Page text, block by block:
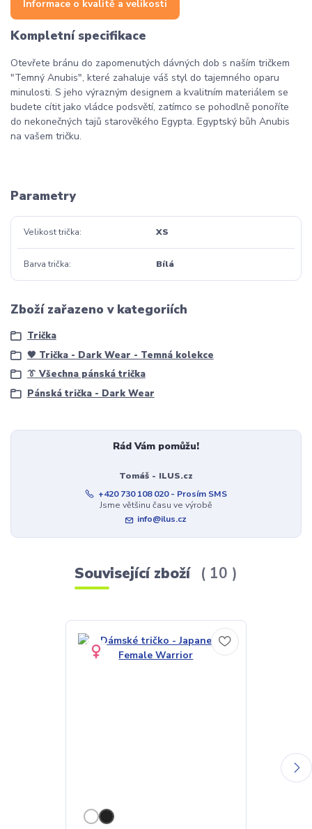
Informace o kvalitě a velikosti
Kompletní specifikace
Otevřete bránu do zapomenutých dávných dob s naším tričkem
"Temný Anubis", které zahaluje váš styl do tajemného oparu
minulosti. S jeho výrazným designem a kvalitním materiálem se
budete cítit jako vládce podsvětí, zatímco se pohodlně ponoříte
do nekonečných tajů starověkého Egypta. Egyptský bůh Anubis
na vašem tričku.
Parametry
Velikost trička XS
Barva trička Bílá
Zboží zařazeno v kategoriích
Trička
🖤 Trička - Dark Wear - Temná kolekce
👔 Všechna pánská trička
Pánská trička - Dark Wear
Rád Vám pomůžu!
Tomáš - ILUS.cz
+420 730 108 020 - Prosím SMS
Jsme většinu času ve výrobě
info@ilus.cz
Související zboží 10